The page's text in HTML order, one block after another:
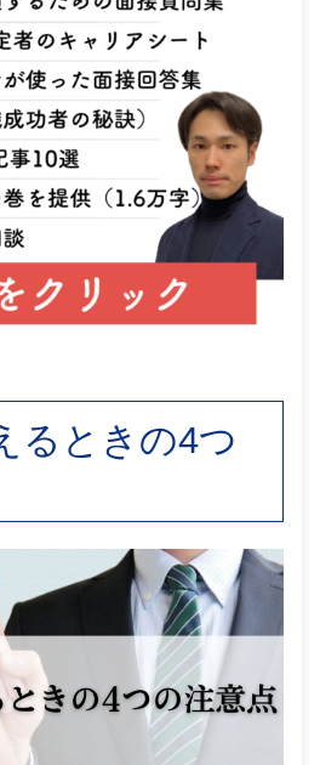
るときの4つ